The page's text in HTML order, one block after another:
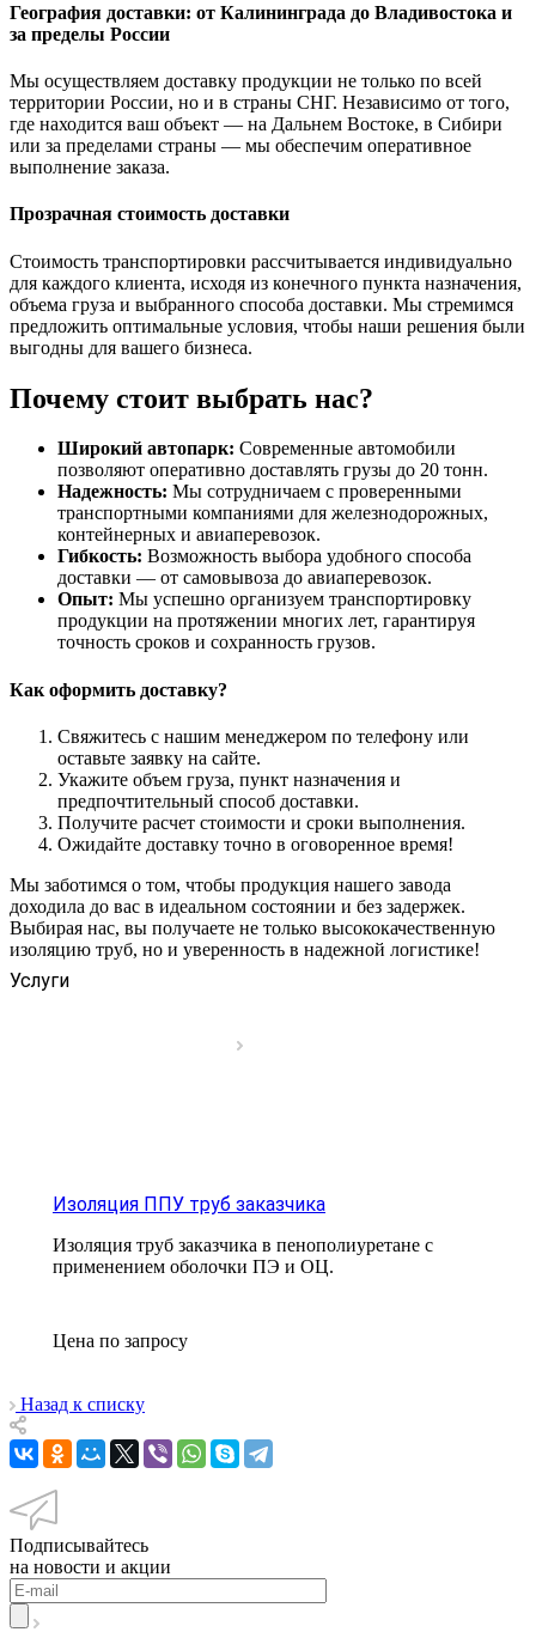
География доставки: от Калининграда до Владивостока и
за пределы России
Мы осуществляем доставку продукции не только по всей
территории России, но и в страны СНГ. Независимо от того,
где находится ваш объект — на Дальнем Востоке, в Сибири
или за пределами страны — мы обеспечим оперативное
выполнение заказа.
Прозрачная стоимость доставки
Стоимость транспортировки рассчитывается индивидуально
для каждого клиента, исходя из конечного пункта назначения,
объема груза и выбранного способа доставки. Мы стремимся
предложить оптимальные условия, чтобы наши решения были
выгодны для вашего бизнеса.
Почему стоит выбрать нас?
Широкий автопарк: Современные автомобили
позволяют оперативно доставлять грузы до 20 тонн.
Надежность: Мы сотрудничаем с проверенными
транспортными компаниями для железнодорожных,
контейнерных и авиаперевозок.
Гибкость: Возможность выбора удобного способа
доставки — от самовывоза до авиаперевозок.
Опыт: Мы успешно организуем транспортировку
продукции на протяжении многих лет, гарантируя
точность сроков и сохранность грузов.
Как оформить доставку?
Свяжитесь с нашим менеджером по телефону или
оставьте заявку на сайте.
Укажите объем груза, пункт назначения и
предпочтительный способ доставки.
Получите расчет стоимости и сроки выполнения.
Ожидайте доставку точно в оговоренное время!
Мы заботимся о том, чтобы продукция нашего завода
доходила до вас в идеальном состоянии и без задержек.
Выбирая нас, вы получаете не только высококачественную
изоляцию труб, но и уверенность в надежной логистике!
Услуги
Изоляция ППУ труб заказчика
Изоляция труб заказчика в пенополиуретане с
применением оболочки ПЭ и ОЦ.
Цена по запросу
Назад к списку
Подписывайтесь
на новости и акции